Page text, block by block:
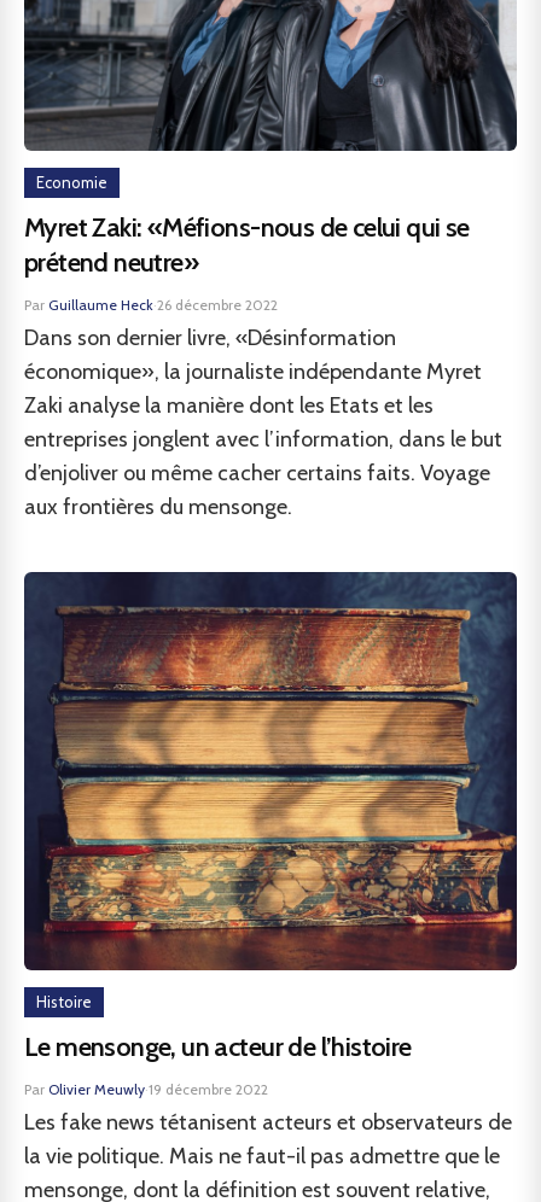
Economie
Myret Zaki: «Méfions-nous de celui qui se
prétend neutre»
Par Guillaume Heck·26 décembre 2022
Dans son dernier livre, «Désinformation
économique», la journaliste indépendante Myret
Zaki analyse la manière dont les Etats et les
entreprises jonglent avec l’information, dans le but
d’enjoliver ou même cacher certains faits. Voyage
aux frontières du mensonge.
Histoire
Le mensonge, un acteur de l’histoire
Par Olivier Meuwly·19 décembre 2022
Les fake news tétanisent acteurs et observateurs de
la vie politique. Mais ne faut-il pas admettre que le
mensonge, dont la définition est souvent relative,